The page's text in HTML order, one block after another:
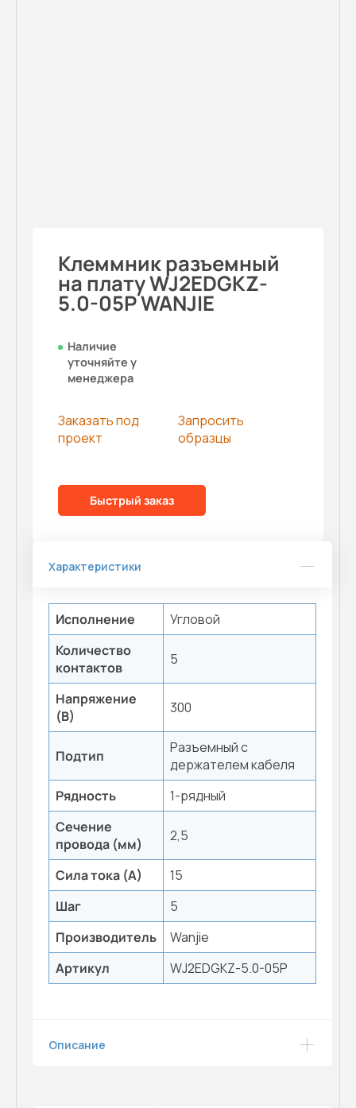
Клеммник разъемный
на плату WJ2EDGKZ-
5.0-05P WANJIE
Наличие
уточняйте у
менеджера
Заказать под
проект
Запросить
образцы
Быстрый заказ
Характеристики
Исполнение
Угловой
Количество
контактов
5
Напряжение
(В)
300
Подтип
Разъемный с
держателем кабеля
Рядность
1-рядный
Сечение
провода (мм)
2,5
Сила тока (А)
15
Шаг
5
Производитель
Wanjie
Артикул
WJ2EDGKZ-5.0-05P
Описание